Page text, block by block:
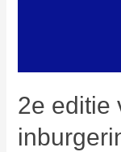
2e editie